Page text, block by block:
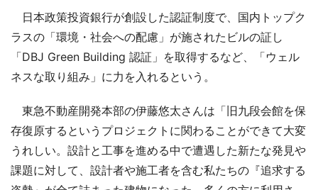
日本政策投資銀行が創設した認証制度で、国内トップク
ラスの「環境・社会への配慮」が施されたビルの証し
「DBJ Green Building 認証」を取得するなど、「ウェル
ネスな取り組み」に力を入れるという。
東急不動産開発本部の伊藤悠太さんは「旧九段会館を保
存復原するというプロジェクトに関わることができて大変
うれしい。設計と工事を進める中で遭遇した新たな発見や
課題に対して、設計者や施工者を含む私たちの『追求する